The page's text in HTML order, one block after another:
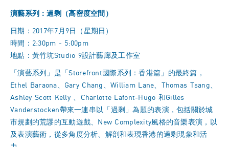
演藝系列：過剩（高密度空間）
日期：2017年7月9日（星期日）
時間：2:30pm - 5:00pm
地點：黃竹坑Studio 9設計藝廊及工作室
「演藝系列」是「Storefront國際系列：香港篇」的最終篇，
Ethel Baraona、Gary Chang、William Lane、Thomas Tsang、
Ashley Scott Kelly 、Charlotte Lafont-Hugo 和Gilles
Vanderstocken帶來一連串以「過剩」為題的表演，包括關於城
市規劃的荒謬的互動遊戲、New Complexity風格的音樂表演，以
及表演藝術，從多角度分析、解剖和表現香港的過剩現象和活